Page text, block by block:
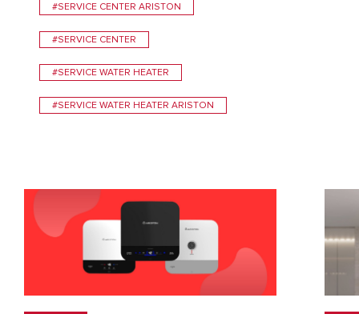
#SERVICE CENTER ARISTON
#SERVICE CENTER
#SERVICE WATER HEATER
#SERVICE WATER HEATER ARISTON